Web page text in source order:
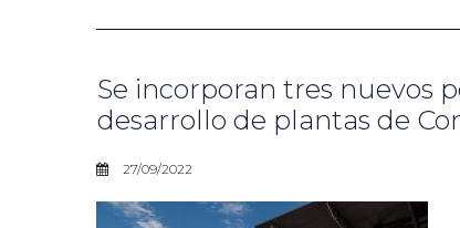
Se incorporan tres nuevos
desarrollo de plantas de
27/09/2022